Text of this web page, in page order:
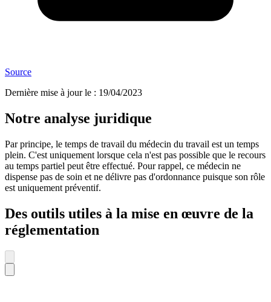
Source
Dernière mise à jour le : 19/04/2023
Notre analyse juridique
Par principe, le temps de travail du médecin du travail est un temps
plein. C'est uniquement lorsque cela n'est pas possible que le recours
au temps partiel peut être effectué. Pour rappel, ce médecin ne
dispense pas de soin et ne délivre pas d'ordonnance puisque son rôle
est uniquement préventif.
Des outils utiles à la mise en œuvre de la
réglementation